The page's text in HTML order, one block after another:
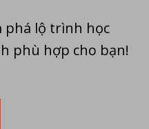
phá lộ trình học
phù hợp cho bạn!